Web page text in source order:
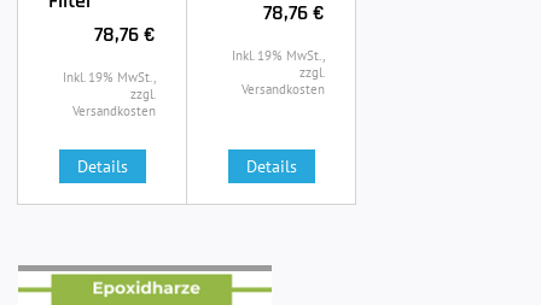
78,76 €
Inkl. 19% MwSt.,
zzgl.
Versandkosten
Details
78,76 €
Inkl. 19% MwSt.,
zzgl.
Versandkosten
Details